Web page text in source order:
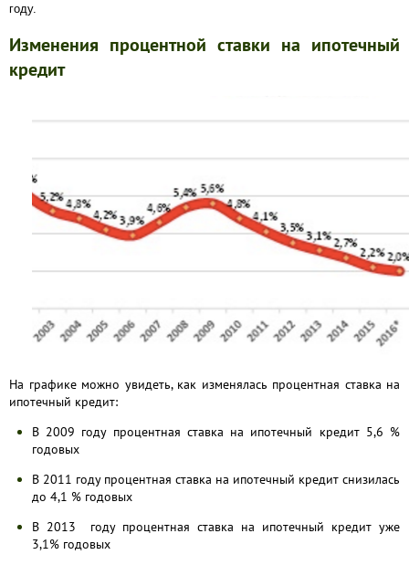
году.
Изменения процентной ставки на ипотечный
кредит
На графике можно увидеть, как изменялась процентная ставка на
ипотечный кредит:
В 2009 году процентная ставка на ипотечный кредит 5,6 %
годовых
В 2011 году процентная ставка на ипотечный кредит снизилась
до 4,1 % годовых
В 2013 году процентная ставка на ипотечный кредит уже
3,1% годовых